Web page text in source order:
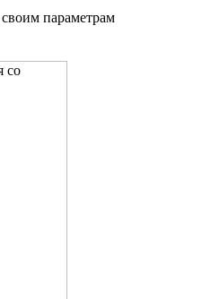
параметрам